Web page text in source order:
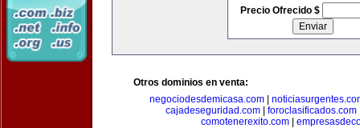
Precio Ofrecido $
Otros dominios en venta:
negociodesdemicasa.com
cajadeseguridad.com
foroclasificados.com
comotenerexito.com|